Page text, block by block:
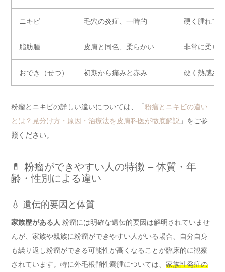
ニキビ 毛穴の炎症、一時的 硬く腫れて
脂肪腫 皮膚と同色、柔らかい 非常に柔ら
おでき（せつ） 初期から痛みと赤み 硬く熱感あ
粉瘤とニキビの詳しい違いについては、「 粉瘤とニキビの違い
とは？見分け方・原因・治療法を皮膚科医が徹底解説 」をご参
照ください。
💊 粉瘤ができやすい人の特徴 – 体質・年
齢・性別による違い
💧 遺伝的要因と体質
家族歴がある人 粉瘤には明確な遺伝的要因は解明されていませ
んが、家族や親族に粉瘤ができやすい人がいる場合、自分自身
も繰り返し粉瘤ができる可能性が高くなることが臨床的に観察
されています。特に外毛根鞘性嚢腫については、 家族性発症の